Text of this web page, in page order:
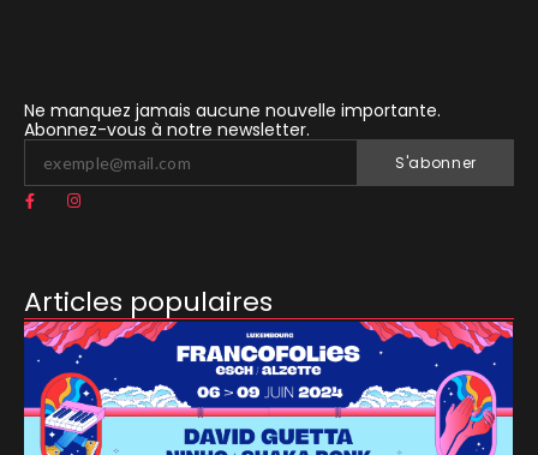
Ne manquez jamais aucune nouvelle importante.
Abonnez-vous à notre newsletter.
S'abonner
Articles populaires